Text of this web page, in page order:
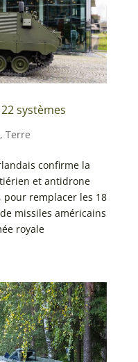
systèmes
, Terre
confirme la
et antidrone
pour remplacer les 18
missiles américains
royale